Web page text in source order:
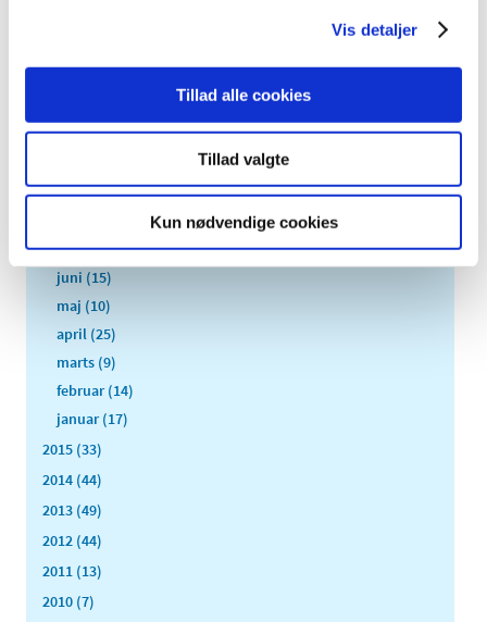
Vis detaljer
Tillad alle cookies
Tillad valgte
Kun nødvendige cookies
november (11)
september (9)
juli (15)
juni (15)
maj (10)
april (25)
marts (9)
februar (14)
januar (17)
2015 (33)
2014 (44)
2013 (49)
2012 (44)
2011 (13)
2010 (7)